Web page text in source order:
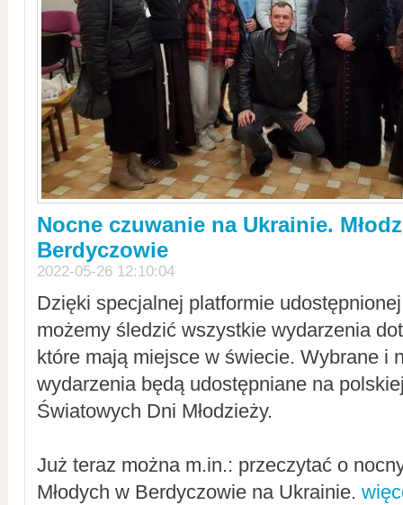
Nocne czuwanie na Ukrainie.
Berdyczowie
2022-05-26 12:10:04
Dzięki specjalnej platformie
możemy śledzić wszystkie wydarzenia
które mają miejsce w świecie. Wybrane i
wydarzenia będą udostępniane na
Światowych Dni Młodzieży.
Już teraz można m.in.: przeczytać o
Młodych w Berdyczowie na Ukrainie.